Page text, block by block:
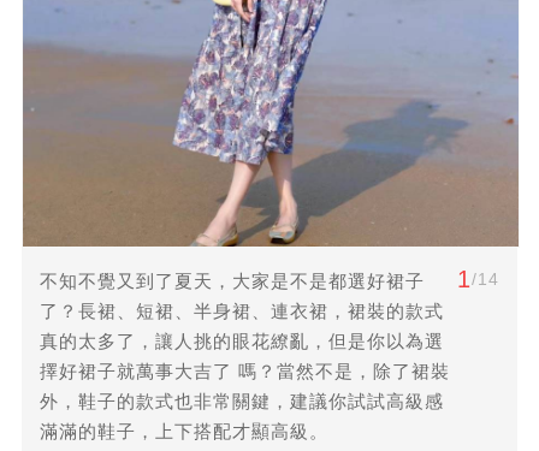
不知不覺又到了夏天，大家是不是都選好裙子
了？長裙、短裙、半身裙、連衣裙，裙裝的款式
真的太多了，讓人挑的眼花繚亂，但是你以為選
擇好裙子就萬事大吉了 嗎？當然不是，除了裙裝
外，鞋子的款式也非常關鍵，建議你試試高級感
滿滿的鞋子，上下搭配才顯高級。
1/14